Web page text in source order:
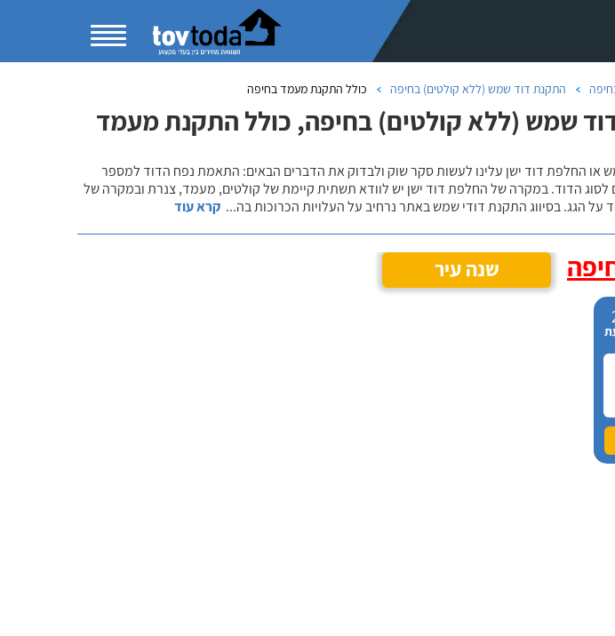
התקנת דוד שמש (ללא קולטים) בחיפה כולל התקנת מעמד בחיפה
שמש (ללא קולטים) בחיפה, כולל התקנת מעמד
או החלפת דוד ישן עלינו לעשות סקר שוק ולבדוק את הדברים הבאים: התאמת נפח הדוד למספר
לסוג הדוד. במקרה של החלפת דוד ישן יש לוודא תשתית קיימת של קולטים, מעמד, צנרת ובמקרה של
הגג. בסיווג התקנת דודי שמש באתר נרחיב על העלויות הכרוכות בה... קרא עוד
שנה עיר